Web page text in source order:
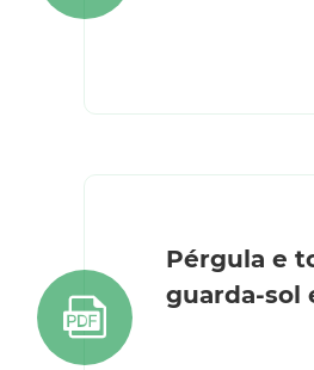

Pérgula e
guarda-sol